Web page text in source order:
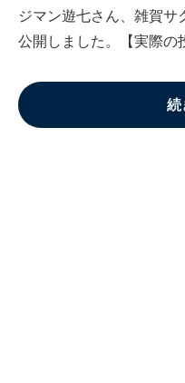
ジマン遊七さん、雑賀サ
公開しました。【実際の
続